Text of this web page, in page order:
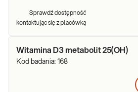
Sprawdź dostępność
kontaktując się z placówką
Witamina D3 metabolit 25(OH)
Kod badania: 168